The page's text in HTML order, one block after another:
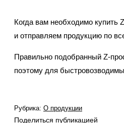
Когда вам необходимо купить
и отправляем продукцию по
Правильно подобранный Z-
поэтому для
Рубрика: О продукции
Поделиться публикацией